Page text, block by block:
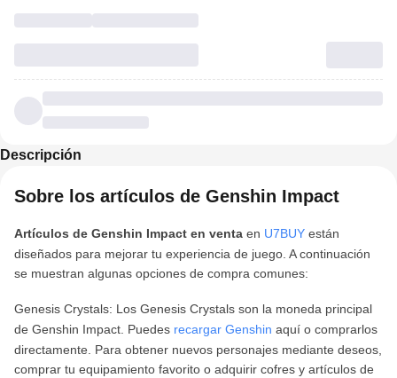
Descripción
Sobre los artículos de Genshin Impact
Artículos de Genshin Impact en venta en U7BUY están
diseñados para mejorar tu experiencia de juego. A continuación
se muestran algunas opciones de compra comunes:
Genesis Crystals: Los Genesis Crystals son la moneda principal
de Genshin Impact. Puedes recargar Genshin aquí o comprarlos
directamente. Para obtener nuevos personajes mediante deseos,
comprar tu equipamiento favorito o adquirir cofres y artículos de